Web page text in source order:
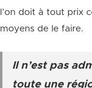
l’on doit à tout prix
moyens de le faire.
Il n’est pas
toute une